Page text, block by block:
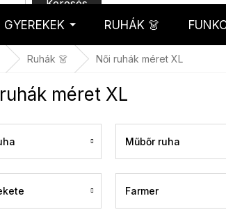
Keresés
GYEREKEK RUHÁK 👗
Ruhák 👗 Női ruhák méret XL
méret XL
Műbőr ruha
Farmer